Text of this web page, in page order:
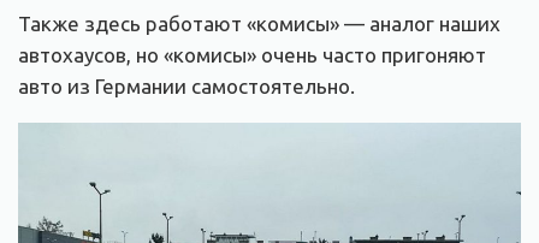
Также здесь работают «комисы» — аналог наших
автохаусов, но «комисы» очень часто пригоняют
авто из Германии самостоятельно.